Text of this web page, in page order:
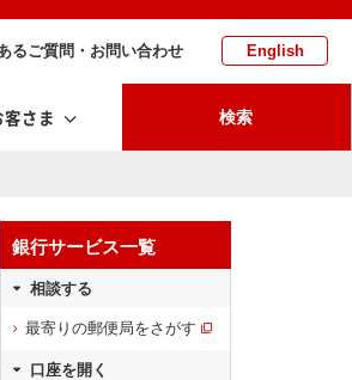
るご質問・お問い合わせ English
さま 検索
銀行サービス一覧
相談する
最寄りの郵便局をさがす
口座を開く